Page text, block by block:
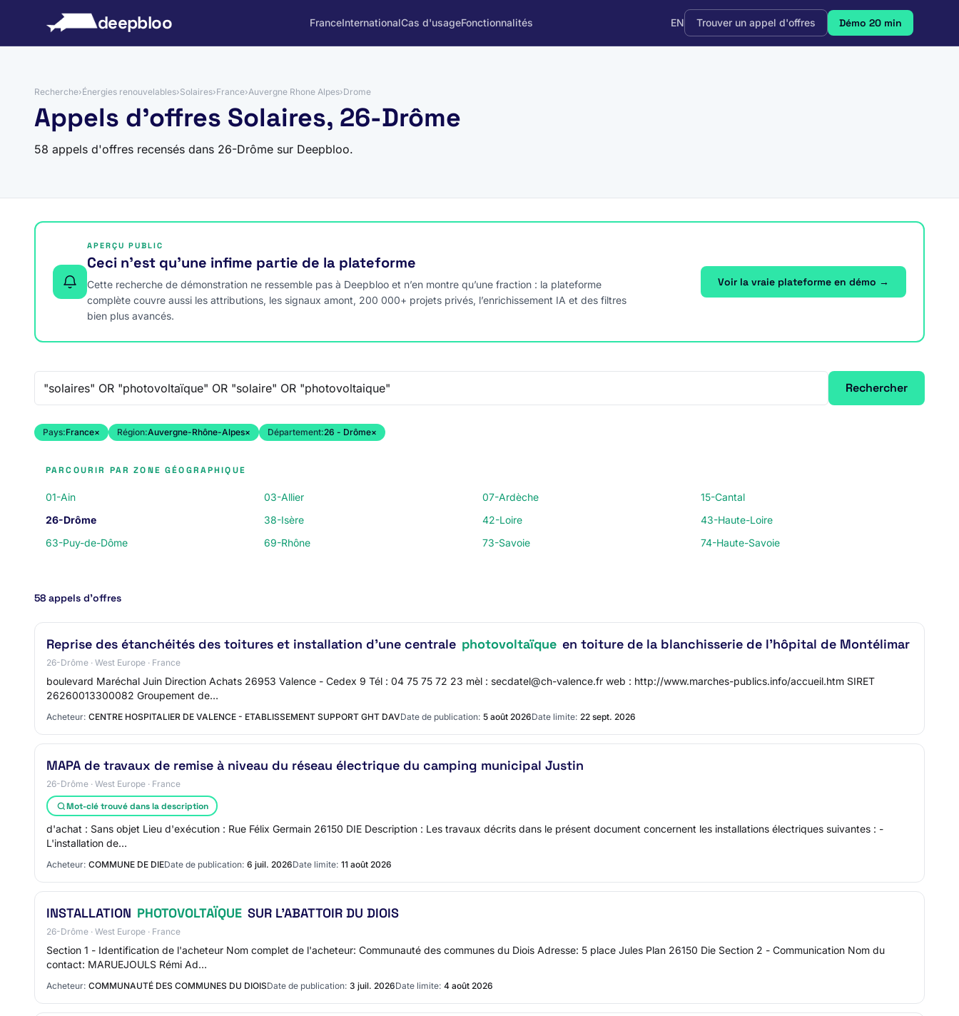
deepbloo FranceInternationalCas d'usageFonctionnalités EN Trouver un appel d'offres Démo 20 min
Recherche›Énergies renouvelables›Solaires›France›Auvergne Rhone Alpes›Drome
Appels d'offres Solaires, 26-Drôme
58 appels d'offres recensés dans 26-Drôme sur Deepbloo.
APERÇU PUBLIC
Ceci n’est qu’une infime partie de la plateforme
Cette recherche de démonstration ne ressemble pas à Deepbloo et n’en montre qu’une fraction : la plateforme
complète couvre aussi les attributions, les signaux amont, 200 000+ projets privés, l’enrichissement IA et des filtres
bien plus avancés.
Voir la vraie plateforme en démo →
Rechercher
Pays:France× Région:Auvergne-Rhône-Alpes× Département:26 - Drôme×
PARCOURIR PAR ZONE GÉOGRAPHIQUE
01-Ain 03-Allier 07-Ardèche
15-Cantal
26-Drôme
38-Isère 42-Loire
43-Haute-Loire
63-Puy-de-Dôme
69-Rhône 73-Savoie 74-Haute-Savoie
58 appels d’offres
Reprise des étanchéités des toitures et installation d'une centrale photovoltaïque en toiture de la blanchisserie de l'hôpital de Montélimar
26-Drôme · West Europe · France
boulevard Maréchal Juin Direction Achats 26953 Valence - Cedex 9 Tél : 04 75 75 72 23 mèl : secdatel@ch-valence.fr web : http://www.marches-publics.info/accueil.htm SIRET
26260013300082 Groupement de…
Acheteur: CENTRE HOSPITALIER DE VALENCE - ETABLISSEMENT SUPPORT GHT DAVDate de publication: 5 août 2026Date limite: 22 sept. 2026
MAPA de travaux de remise à niveau du réseau électrique du camping municipal Justin
26-Drôme · West Europe · France
Mot-clé trouvé dans la description
d'achat : Sans objet Lieu d'exécution : Rue Félix Germain 26150 DIE Description : Les travaux décrits dans le présent document concernent les installations électriques suivantes : -
L'installation de…
Acheteur: COMMUNE DE DIEDate de publication: 6 juil. 2026Date limite: 11 août 2026
INSTALLATION PHOTOVOLTAÏQUE SUR L'ABATTOIR DU DIOIS
26-Drôme · West Europe · France
Section 1 - Identification de l'acheteur Nom complet de l'acheteur: Communauté des communes du Diois Adresse: 5 place Jules Plan 26150 Die Section 2 - Communication Nom du
contact: MARUEJOULS Rémi Ad…
Acheteur: COMMUNAUTÉ DES COMMUNES DU DIOISDate de publication: 3 juil. 2026Date limite: 4 août 2026